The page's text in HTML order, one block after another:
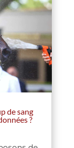
de sang
?